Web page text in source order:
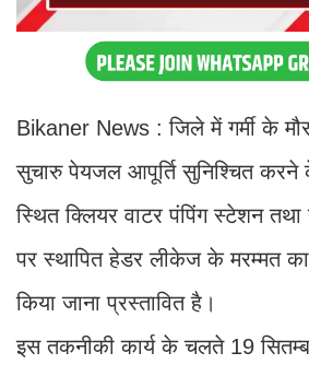
Bikaner News : जिले में गर्मी के
सुचारु पेयजल आपूर्ति सुनिश्चित करने
स्थित क्लियर वाटर पंपिंग स्टेशन तथा
पर स्थापित हेडर लीकेज के मरम्मत
किया जाना प्रस्तावित है।
इस तकनीकी कार्य के चलते 19